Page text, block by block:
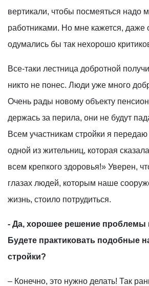
вертикали, чтобы посмеяться надо
работниками. Но мне кажется, даже
одумались бы так нехорошо
Все-таки лестница добротной
никто не понес. Люди уже много
Очень рады новому объекту
держась за перила, они не будут
Всем участникам стройки я
одной из жительниц, которая
всем крепкого здоровья!» Уверен,
глазах людей, которым наше
жизнь, стоило потрудиться.
- Да, хорошее решение
Будете практиковать подобные
стройки?
– Конечно, это нужно делать! Так